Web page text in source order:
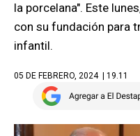
la porcelana". Este
con su fundación para
infantil.
05 DE FEBRERO, 2024 | 19.11